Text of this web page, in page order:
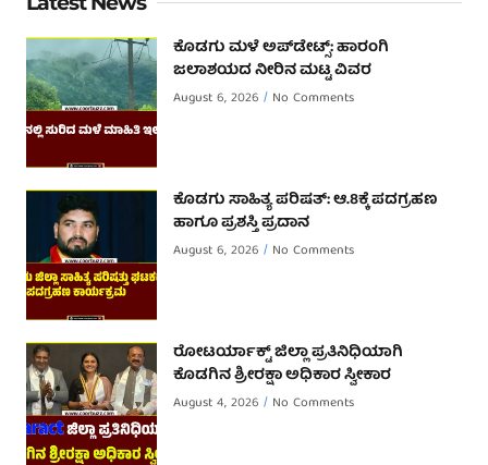
ಕೊಡಗು ಮಳೆ ಅಪ್‌ಡೇಟ್ಸ್: ಹಾರಂಗಿ
ಜಲಾಶಯದ ನೀರಿನ ಮಟ್ಟ ವಿವರ
August 6, 2026 No Comments
ಕೊಡಗು ಸಾಹಿತ್ಯ ಪರಿಷತ್: ಆ.8ಕ್ಕೆ ಪದಗ್ರಹಣ
ಹಾಗೂ ಪ್ರಶಸ್ತಿ ಪ್ರದಾನ
August 6, 2026 No Comments
ರೋಟರ್ಯಾಕ್ಟ್ ಜಿಲ್ಲಾ ಪ್ರತಿನಿಧಿಯಾಗಿ
ಕೊಡಗಿನ ಶ್ರೀರಕ್ಷಾ ಅಧಿಕಾರ ಸ್ವೀಕಾರ
August 4, 2026 No Comments